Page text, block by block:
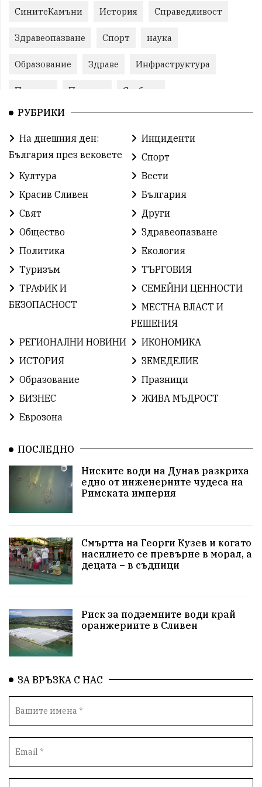
СинитеКамъни История Справедливост
Здравеопазване Спорт наука
Образование Здраве Инфраструктура
Пеевски Протест Свобода
ИвелинМихайлов
Празник ГражданскоОбщество
РадостинВасилев ЛекаАтлетика
ХристоИлиев БългарскоЗемеделие
БългарскиСпорт
ОбщественИнтерес земеделие
ИсторияНаБългария Иновации САЩ
БългарскаГордост Археология Твърдица
Легенда Право
ОтровнатаЯбълка ЦветомирПетков
България2025
ИкономикаНаСъпротивата УрсулаФонДерЛайен
ПетърПетров
Технологии НародноСъбрание
ПравоваДържава Варна Родителство
ПътнаБезопасност Магнитски Санкции
ОколнаСреда
Общност ИсторическиПарк ВоенноВреме
Космос ВоднаКриза Вода Мир
Безопастност
БъдещевБългария ДостойнаБългария
РУБРИКИ
На днешния ден:
България през вековете
Инциденти
Спорт
Култура
Вести
Красив Сливен
България
Свят
Други
Общество
Здравеопазване
Политика
Екология
Туризъм
ТЪРГОВИЯ
ТРАФИК И
БЕЗОПАСНОСТ
СЕМЕЙНИ ЦЕННОСТИ
МЕСТНА ВЛАСТ И
РЕШЕНИЯ
РЕГИОНАЛНИ НОВИНИ
ИКОНОМИКА
ИСТОРИЯ
ЗЕМЕДЕЛИЕ
Образование
Празници
БИЗНЕС
ЖИВА МЪДРОСТ
Еврозона
ПОСЛЕДНО
Ниските води на Дунав разкриха
едно от инженерните чудеса на
Римската империя
Смъртта на Георги Кузев и когато
насилието се превърне в морал, а
децата – в съдници
Риск за подземните води край
оранжериите в Сливен
ЗА ВРЪЗКА С НАС